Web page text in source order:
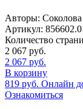
Авторы:
Артикул:
Количество
2 067 руб.
2 067 руб.
В корзину
819 руб. Онлайн
Ознакомиться